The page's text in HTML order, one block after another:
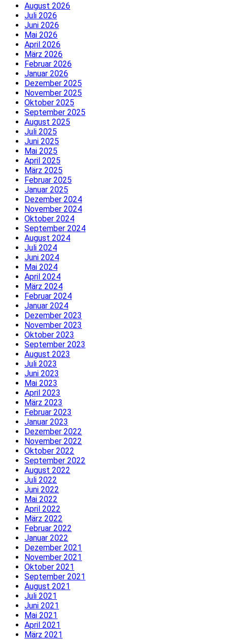
August 2026
Juli 2026
Juni 2026
Mai 2026
April 2026
März 2026
Februar 2026
Januar 2026
Dezember 2025
November 2025
Oktober 2025
September 2025
August 2025
Juli 2025
Juni 2025
Mai 2025
April 2025
März 2025
Februar 2025
Januar 2025
Dezember 2024
November 2024
Oktober 2024
September 2024
August 2024
Juli 2024
Juni 2024
Mai 2024
April 2024
März 2024
Februar 2024
Januar 2024
Dezember 2023
November 2023
Oktober 2023
September 2023
August 2023
Juli 2023
Juni 2023
Mai 2023
April 2023
März 2023
Februar 2023
Januar 2023
Dezember 2022
November 2022
Oktober 2022
September 2022
August 2022
Juli 2022
Juni 2022
Mai 2022
April 2022
März 2022
Februar 2022
Januar 2022
Dezember 2021
November 2021
Oktober 2021
September 2021
August 2021
Juli 2021
Juni 2021
Mai 2021
April 2021
März 2021